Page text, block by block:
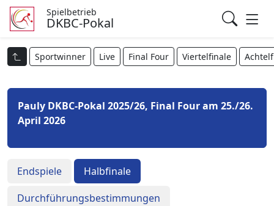
Spielbetrieb
DKBC-Pokal
Sportwinner Live Final Four Viertelfinale
Pauly DKBC-Pokal 2025/26, Final Four am 25./26.
April 2026
Endspiele
Halbfinale
Durchführungsbestimmungen